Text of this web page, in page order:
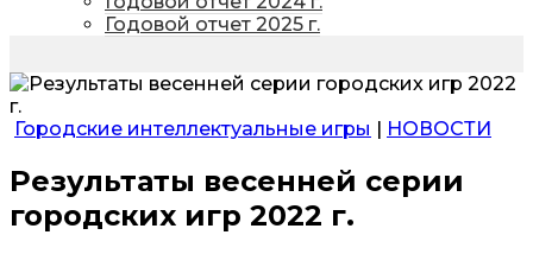
Годовой отчет 2025 г.
Городские интеллектуальные игры | НОВОСТИ
Результаты весенней серии
городских игр 2022 г.